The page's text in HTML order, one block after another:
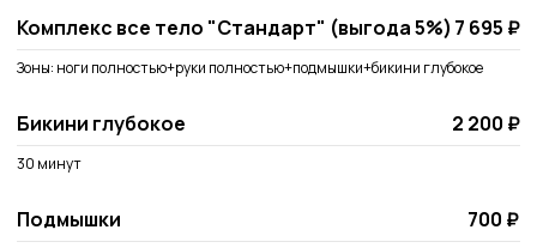
Зоны: ноги полностью+руки полностью+подмышки+бикини глубокое
30 минут
7 695 ₽
2 200 ₽
700 ₽
Комплекс все тело "Стандарт" (выгода 5%)
Бикини глубокое
Подмышки